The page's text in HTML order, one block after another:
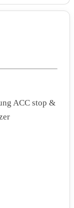
ACC stop &